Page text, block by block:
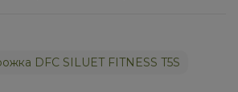
DFC SILUET FITNESS T5S